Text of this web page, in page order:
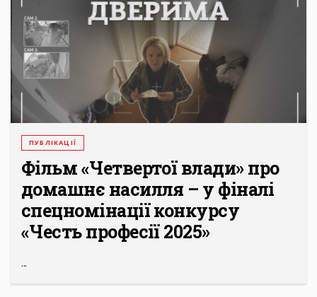
ПУБЛІКАЦІЇ
Фільм «Четвертої влади» про
домашнє насилля – у фіналі
спецномінації конкурсу
«Честь професії 2025»
...